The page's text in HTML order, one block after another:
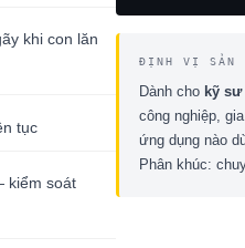
khi con lăn
tục
kiểm soát
ĐỊNH VỊ SẢN
Dành cho kỹ
công nghiệp,
ứng dụng nào
Phân khúc: